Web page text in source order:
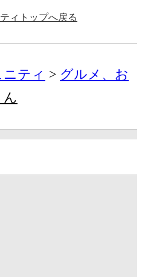
ィトップへ戻る
ティ
グルメ、お
ん